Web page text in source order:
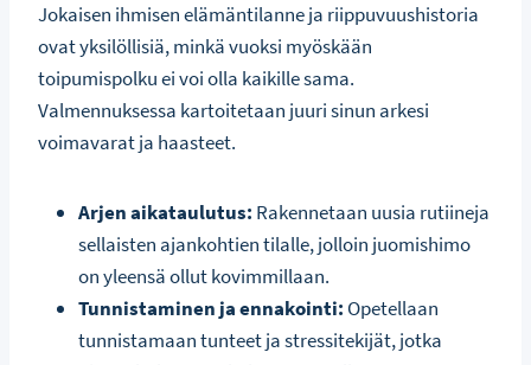
Jokaisen ihmisen elämäntilanne ja riippuvuushistoria
ovat yksilöllisiä, minkä vuoksi myöskään
toipumispolku ei voi olla kaikille sama.
Valmennuksessa kartoitetaan juuri sinun arkesi
voimavarat ja haasteet.
Arjen aikataulutus: Rakennetaan uusia rutiineja
sellaisten ajankohtien tilalle, jolloin juomishimo
on yleensä ollut kovimmillaan.
Tunnistaminen ja ennakointi: Opetellaan
tunnistamaan tunteet ja stressitekijät, jotka